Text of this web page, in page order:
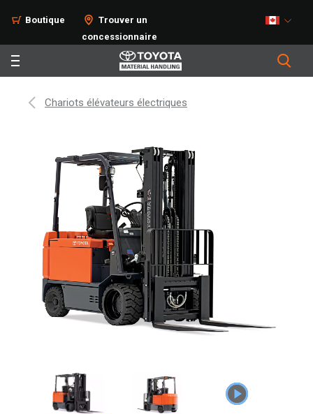
Boutique
Trouver un
concessionnaire
Chariots élévateurs électriques